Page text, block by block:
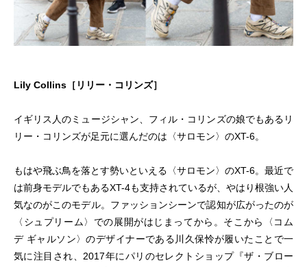
Lily Collins［リリー・コリンズ］
イギリス人のミュージシャン、フィル・コリンズの娘でもあるリ
リー・コリンズが足元に選んだのは〈サロモン〉のXT-6。
もはや飛ぶ鳥を落とす勢いといえる〈サロモン〉のXT-6。最近で
は前身モデルでもあるXT-4も支持されているが、やはり根強い人
気なのがこのモデル。ファッションシーンで認知が広がったのが
〈シュプリーム〉での展開がはじまってから。そこから〈コム
デ ギャルソン〉のデザイナーである川久保怜が履いたことで一
気に注目され、2017年にパリのセレクトショップ『ザ・ブロー